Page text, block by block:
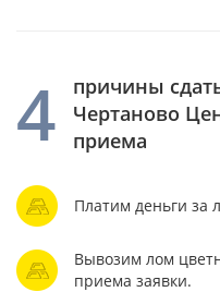
4
причины
Чертаново
приема
Платим деньги за
Вывозим лом
приема заявки.